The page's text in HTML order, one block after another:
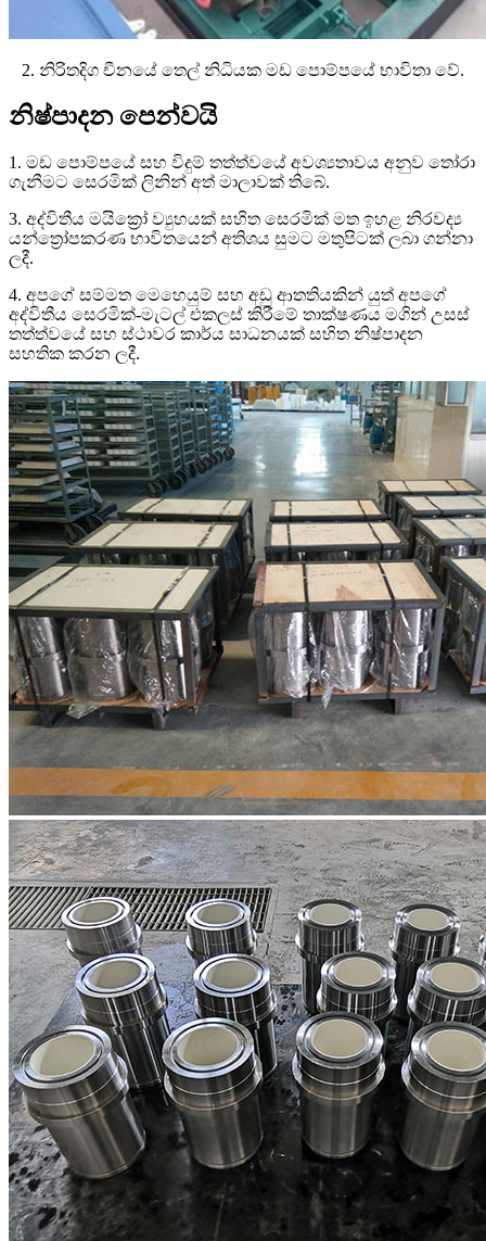
2. නිරිතදිග චීනයේ තෙල් නිධියක මඩ පොම්පයේ භාවිතා වේ.
නිෂ්පාදන පෙන්වයි
1. මඩ පොම්පයේ සහ විදුම් තත්ත්වයේ අවශ්‍යතාවය අනුව තෝරා
ගැනීමට සෙරමික් ලිනින් අත් මාලාවක් තිබේ.
3. අද්විතීය මයික්‍රෝ ව්‍යුහයක් සහිත සෙරමික් මත ඉහළ නිරවද්‍ය
යන්ත්‍රෝපකරණ භාවිතයෙන් අතිශය සුමට මතුපිටක් ලබා ගන්නා
ලදී.
4. අපගේ සම්මත මෙහෙයුම් සහ අඩු ආතතියකින් යුත් අපගේ
අද්විතීය සෙරමික්-මැටල් එකලස් කිරීමේ තාක්ෂණය මගින් උසස්
තත්ත්වයේ සහ ස්ථාවර කාර්ය සාධනයක් සහිත නිෂ්පාදන
සහතික කරන ලදී.